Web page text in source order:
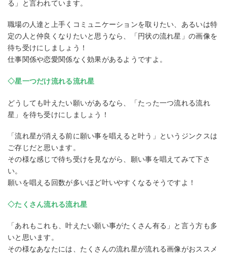
る」と言われています。
職場の人達と上手くコミュニケーションを取りたい、あるいは特
定の人と仲良くなりたいと思うなら、「円状の流れ星」の画像を
待ち受けにしましょう！
仕事関係や恋愛関係なく効果があるようですよ。
◇星一つだけ流れる流れ星
どうしても叶えたい願いがあるなら、「たった一つ流れる流れ
星」を待ち受けにしましょう！
「流れ星が消える前に願い事を唱えると叶う」というジンクスは
ご存じだと思います。
その様な感じで待ち受けを見ながら、願い事を唱えてみて下さ
い。
願いを唱える回数が多いほど叶いやすくなるそうですよ！
◇たくさん流れる流れ星
「あれもこれも、叶えたい願い事がたくさん有る」と言う方も多
いと思います。
その様なあなたには、たくさんの流れ星が流れる画像がおススメ